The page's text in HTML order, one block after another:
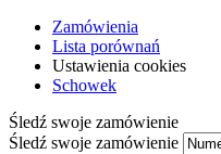
Zamówienia
Lista porównań
Ustawienia cookies
Schowek
Śledź swoje zamówienie
Śledź swoje zamówienie